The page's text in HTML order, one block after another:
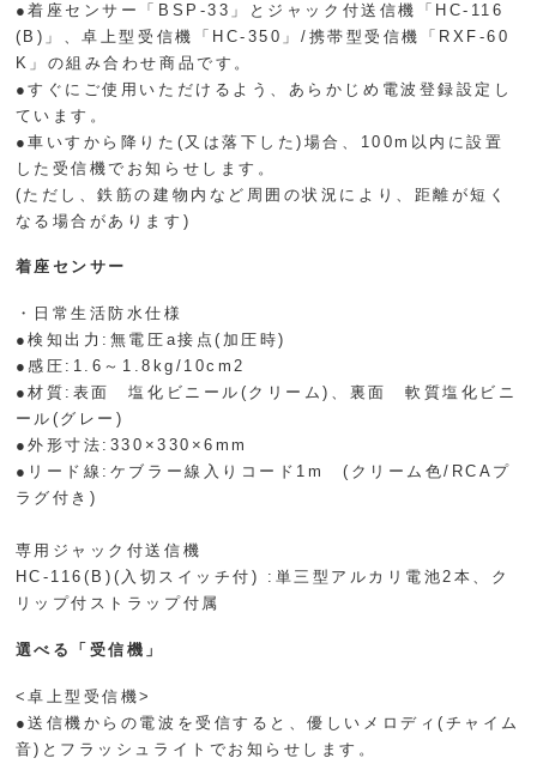
●着座センサー「BSP-33」とジャック付送信機「HC-116
(B)」、卓上型受信機「HC-350」/携帯型受信機「RXF-60
K」の組み合わせ商品です。
●すぐにご使用いただけるよう、あらかじめ電波登録設定し
ています。
●車いすから降りた(又は落下した)場合、100m以内に設置
した受信機でお知らせします。
(ただし、鉄筋の建物内など周囲の状況により、距離が短く
なる場合があります)
着座センサー
・日常生活防水仕様
●検知出力:無電圧a接点(加圧時)
●感圧:1.6～1.8kg/10cm2
●材質:表面 塩化ビニール(クリーム)、裏面 軟質塩化ビニ
ール(グレー)
●外形寸法:330×330×6mm
●リード線:ケブラー線入りコード1m (クリーム色/RCAプ
ラグ付き)
専用ジャック付送信機
HC-116(B)(入切スイッチ付) :単三型アルカリ電池2本、ク
リップ付ストラップ付属
選べる「受信機」
<卓上型受信機>
●送信機からの電波を受信すると、優しいメロディ(チャイム
音)とフラッシュライトでお知らせします。